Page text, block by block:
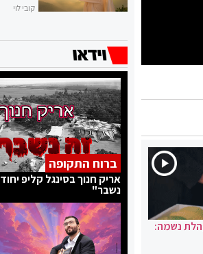
נשמה:
קובי לוי
ברוח התקופה
אריק חנוך בסינגל קליפ
נשבר"